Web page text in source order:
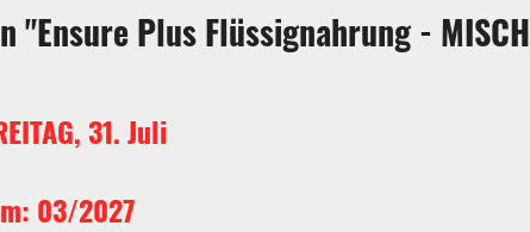
Plus Flüssignahrung -
31. Juli
03/2027